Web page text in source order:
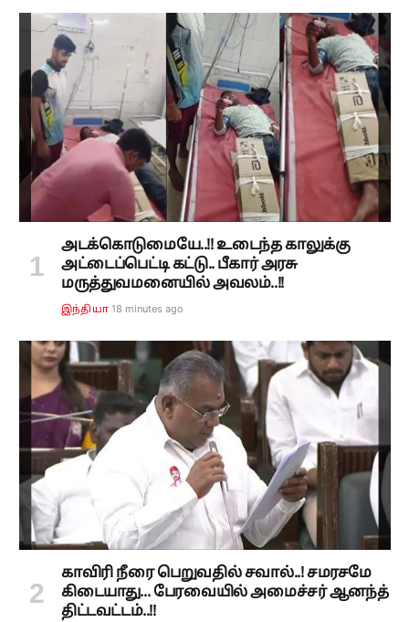
அடக்கொடுமையே..!! உடைந்த காலுக்கு
அட்டைப்பெட்டி கட்டு.. பீகார் அரசு
மருத்துவமனையில் அவலம்..!!
இந்தியா 18 minutes ago
காவிரி நீரை பெறுவதில் சவால்..! சமரசமே
கிடையாது... பேரவையில் அமைச்சர் ஆனந்த்
திட்டவட்டம்..!!